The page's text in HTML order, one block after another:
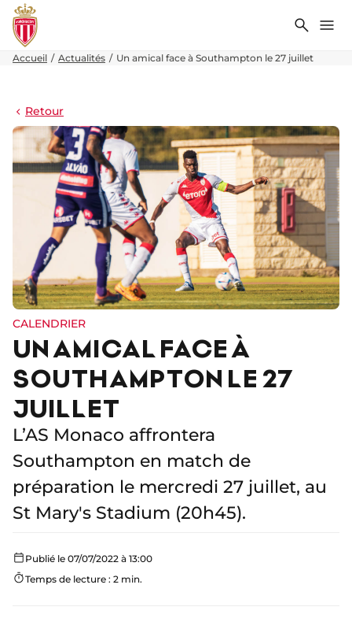
Accueil Actualités Un amical face à Southampton le 27 juillet
Retour
CALENDRIER
UN AMICAL FACE À
SOUTHAMPTON LE 27
JUILLET
L’AS Monaco affrontera
Southampton en match de
préparation le mercredi 27 juillet, au
St Mary's Stadium (20h45).
Publié le 07/07/2022 à 13:00
Temps de lecture : 2 min.